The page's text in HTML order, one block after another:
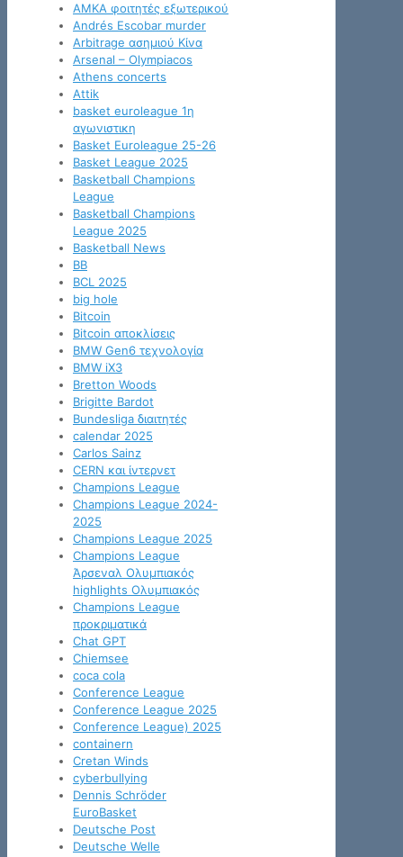
AMKA φοιτητές εξωτερικού
Andrés Escobar murder
Arbitrage ασημιού Κίνα
Arsenal – Olympiacos
Athens concerts
Attik
basket euroleague 1η
αγωνιστικη
Basket Euroleague 25-26
Basket League 2025
Basketball Champions
League
Basketball Champions
League 2025
Basketball News
BB
BCL 2025
big hole
Bitcoin
Bitcoin αποκλίσεις
BMW Gen6 τεχνολογία
BMW iX3
Bretton Woods
Brigitte Bardot
Bundesliga διαιτητές
calendar 2025
Carlos Sainz
CERN και ίντερνετ
Champions League
Champions League 2024-
2025
Champions League 2025
Champions League
Άρσεναλ Ολυμπιακός
highlights Ολυμπιακός
Champions League
προκριματικά
Chat GPT
Chiemsee
coca cola
Conference League
Conference League 2025
Conference League) 2025
containern
Cretan Winds
cyberbullying
Dennis Schröder
EuroBasket
Deutsche Post
Deutsche Welle